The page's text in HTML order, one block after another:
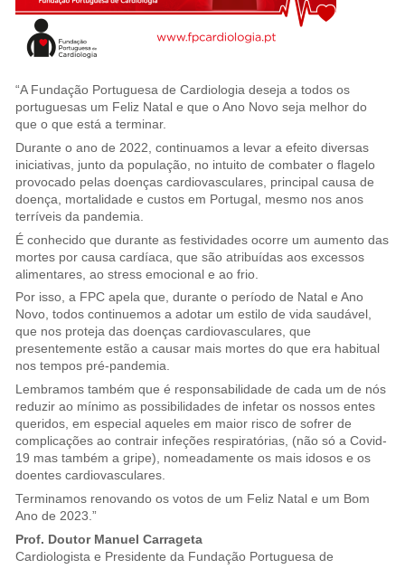
“A Fundação Portuguesa de Cardiologia deseja a todos os
portuguesas um Feliz Natal e que o Ano Novo seja melhor do
que o que está a terminar.
Durante o ano de 2022, continuamos a levar a efeito diversas
iniciativas, junto da população, no intuito de combater o flagelo
provocado pelas doenças cardiovasculares, principal causa de
doença, mortalidade e custos em Portugal, mesmo nos anos
terríveis da pandemia.
É conhecido que durante as festividades ocorre um aumento das
mortes por causa cardíaca, que são atribuídas aos excessos
alimentares, ao stress emocional e ao frio.
Por isso, a FPC apela que, durante o período de Natal e Ano
Novo, todos continuemos a adotar um estilo de vida saudável,
que nos proteja das doenças cardiovasculares, que
presentemente estão a causar mais mortes do que era habitual
nos tempos pré-pandemia.
Lembramos também que é responsabilidade de cada um de nós
reduzir ao mínimo as possibilidades de infetar os nossos entes
queridos, em especial aqueles em maior risco de sofrer de
complicações ao contrair infeções respiratórias, (não só a Covid-
19 mas também a gripe), nomeadamente os mais idosos e os
doentes cardiovasculares.
Terminamos renovando os votos de um Feliz Natal e um Bom
Ano de 2023.”
Prof. Doutor Manuel Carrageta
Cardiologista e Presidente da Fundação Portuguesa de